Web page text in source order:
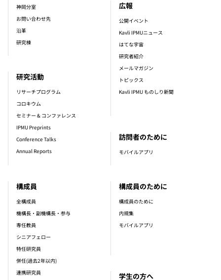
神岡分室
お問い合わせ先
沿革
研究棟
構成員
全構成員
機構長・副機構長・参与
専任教員
シニアフェロー
特任研究員
併任(過去2年以内)
連携研究員
研究活動
リサーチプログラム
コロキウム
セミナー & コンファレンス
IPMU Preprints
Conference Talks
Annual Reports
広報
公開イベント
Kavli IPMUニュース
はてな宇宙
研究者紹介
メールマガジン
トピックス
Kavli IPMU ものしり新聞
訪問者のために
モバイルアプリ
構成員のために
構成員のために
内規集
モバイルアプリ
学生の方へ